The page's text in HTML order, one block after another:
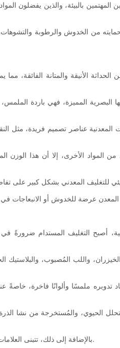
بالبيئة، والذين يفضلون
من الخدوش والرطوبة والتشوهات.
الأنيقة والمتانة الفائقة،
البصرية المميزة، فهي باردة
المعدنية عناصر تصميم فريدة،
المواد الأخرى، إلا أن هذا الوزن
أصبح التغليف المستدام
واللب المُصبوب،
تدويره ملمسًا وألوانًا فاخرة،
للتحلل الحيوي، والمُستخرجة من نشا
بالإضافة إلى ذلك، تتبنى العلامات التجارية الفاخرة تصميمات بسيطة تستخدم مواد أقل أو أنظمة إعادة تعبئة واستخدام مبتكرة، مما يقلل من النفايات مع الحفاظ على التطور.